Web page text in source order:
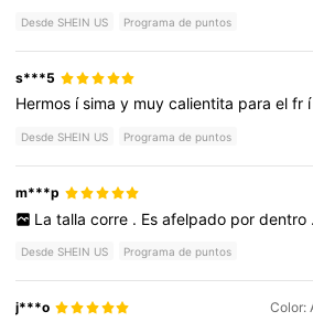
Desde SHEIN US Programa de puntos
s***5
Hermos ísimay muycalientita paraelfr
Desde SHEIN US Programa de puntos
m***p
La talla corre . Es afelpado por dentro .
Desde SHEIN US Programa de puntos
j***o Color: